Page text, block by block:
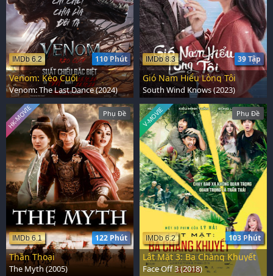
110 Phút
IMDb 6.2
Venom: Kèo Cuối
Venom: The Last Dance (2024)
39 Tập
IMDb 8.3
Gió Nam Hiểu Lòng Tôi
South Wind Knows (2023)
Phụ Đề
122 Phút
IMDb 6.1
HK-MOVIE
Thần Thoại
The Myth (2005)
Phụ Đề
103 Phút
IMDb 6.2
V-MOVIE
Lật Mặt 3: Ba Chàng Khuyết
Face Off 3 (2018)